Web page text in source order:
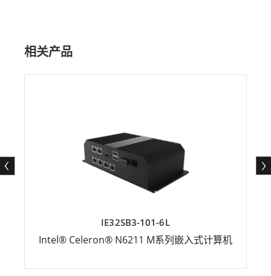
相关产品
IE32SB3-101-6L
Intel® Celeron® N6211 M系列嵌入式计算机